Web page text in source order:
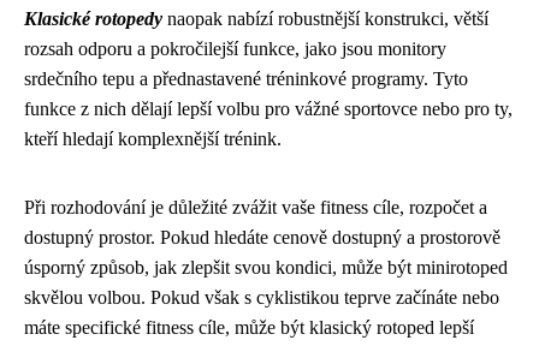
Klasické rotopedy naopak nabízí robustnější konstrukci, větší
rozsah odporu a pokročilejší funkce, jako jsou monitory
srdečního tepu a přednastavené tréninkové programy. Tyto
funkce z nich dělají lepší volbu pro vážné sportovce nebo pro ty,
kteří hledají komplexnější trénink.
Při rozhodování je důležité zvážit vaše fitness cíle, rozpočet a
dostupný prostor. Pokud hledáte cenově dostupný a prostorově
úsporný způsob, jak zlepšit svou kondici, může být minirotoped
skvělou volbou. Pokud však s cyklistikou teprve začínáte nebo
máte specifické fitness cíle, může být klasický rotoped lepší